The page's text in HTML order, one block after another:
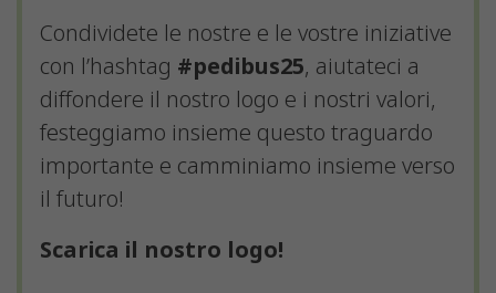
Condividete le nostre e le vostre iniziative
con l’hashtag #pedibus25, aiutateci a
diffondere il nostro logo e i nostri valori,
festeggiamo insieme questo traguardo
importante e camminiamo insieme verso
il futuro!
Scarica il nostro logo!